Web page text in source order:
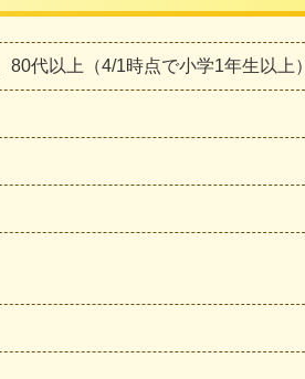
代以上（4/1時点で小学1年生以上）